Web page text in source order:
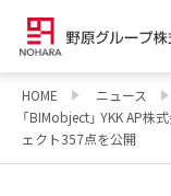
HOME ニュース
「BIMobject」 YKK AP株
ェクト357点を公開